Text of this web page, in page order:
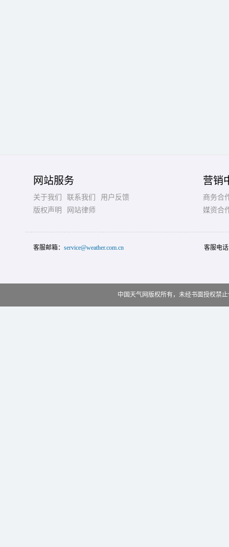
网站服务
关于我们 联系我们
用户反馈
版权声明
网站律师
营销
商务合
媒资合
客服邮箱： service@weather.com.cn 客服电
中国天气网版权所有，未经书面授权